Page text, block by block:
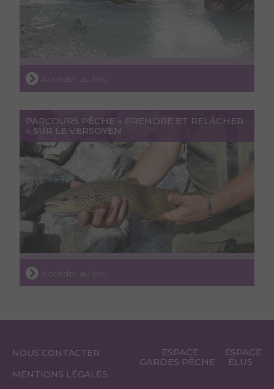
Accéder au lieu
PARCOURS PÊCHE « PRENDRE ET RELÂCHER
» SUR LE VERSOYEN
Accéder au lieu
NOUS CONTACTER
MENTIONS LÉGALES
ESPACE
GARDES PÊCHE
ESPACE
ÉLUS